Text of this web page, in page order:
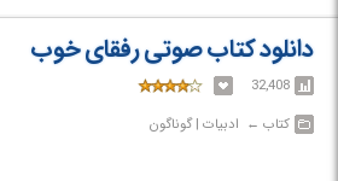
دانلود کتاب صوتی رفقای خوب
32,408
کتاب‎ ← ‏ ادبیات | گوناگون